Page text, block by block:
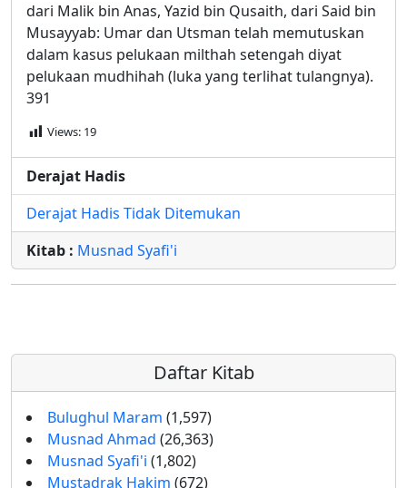
dari Malik bin Anas, Yazid bin Qusaith, dari Said bin
Musayyab: Umar dan Utsman telah memutuskan
dalam kasus pelukaan milthah setengah diyat
pelukaan mudhihah (luka yang terlihat tulangnya).
391
Views: 19
Derajat Hadis
Derajat Hadis Tidak Ditemukan
Kitab : Musnad Syafi'i
Daftar Kitab
Bulughul Maram (1,597)
Musnad Ahmad (26,363)
Musnad Syafi'i (1,802)
Mustadrak Hakim (672)